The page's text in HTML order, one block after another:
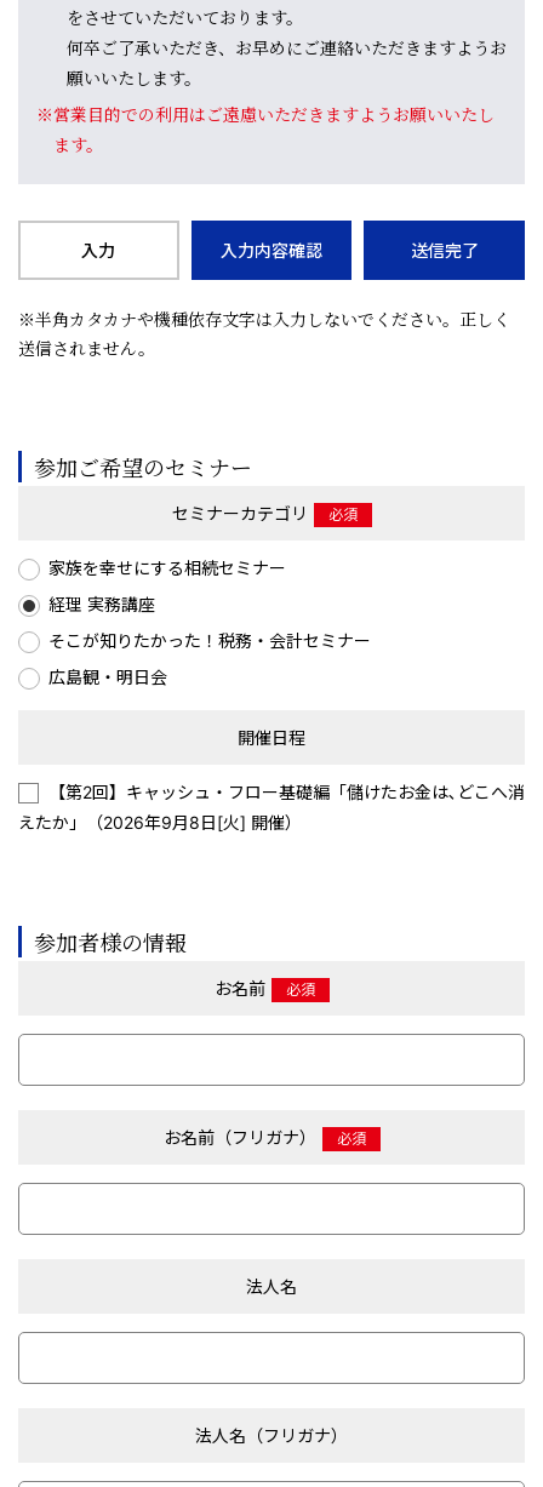
をさせていただいております。
何卒ご了承いただき、お早めにご連絡いただきますようお
願いいたします。
※営業目的での利用はご遠慮いただきますようお願いいたし
ます。
入力 入力内容確認 送信完了
※半角カタカナや機種依存文字は入力しないでください。正しく
送信されません。
参加ご希望のセミナー
セミナーカテゴリ 必須
家族を幸せにする相続セミナー
経理 実務講座
そこが知りたかった！税務・会計セミナー
広島観・明日会
開催日程
【第2回】キャッシュ・フロー基礎編「儲けたお金は､どこへ消
えたか」（2026年9月8日[火] 開催）
参加者様の情報
お名前 必須
お名前（フリガナ） 必須
法人名
法人名（フリガナ）